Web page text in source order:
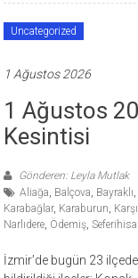
Uncategorized
1 Ağustos 2026
1 Ağustos
Kesintisi
Gönderen: Leyla Mutlak
Aliağa, Balçova, Bayraklı,
Karabağlar, Karaburun,
Narlıdere, Ödemiş,
İzmir’de bugün 23